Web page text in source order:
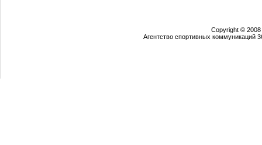
Copyright © 2008
Агентство спортивных коммуникаций